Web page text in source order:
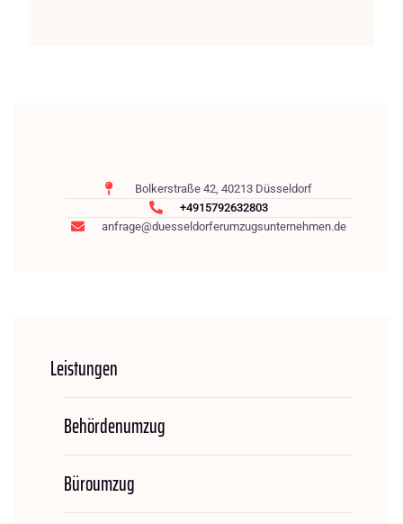
Bolkerstraße 42, 40213 Düsseldorf
+4915792632803
anfrage@duesseldorferumzugsunternehmen.de
Leistungen
Behördenumzug
Büroumzug